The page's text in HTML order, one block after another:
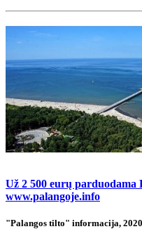
Už 2 500 eurų parduodama
www.palangoje.info
"Palangos tilto" informacija,